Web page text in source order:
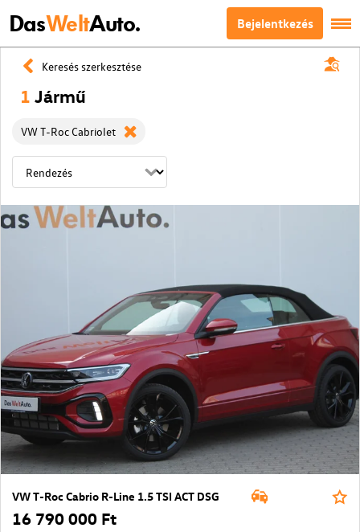
DasWeltAuto. Bejelentkezés
Keresés szerkesztése
1 Jármű
VW T-Roc Cabriolet
VW T-Roc Cabrio R-Line 1.5 TSI ACT DSG
16 790 000 Ft